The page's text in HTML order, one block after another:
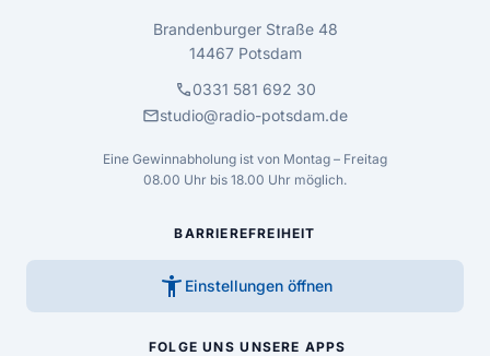
Brandenburger Straße 48
14467 Potsdam
call0331 581 692 30
mailstudio@radio-potsdam.de
Eine Gewinnabholung ist von Montag – Freitag
08.00 Uhr bis 18.00 Uhr möglich.
BARRIEREFREIHEIT
accessibility_new Einstellungen öffnen
FOLGE UNS UNSERE APPS